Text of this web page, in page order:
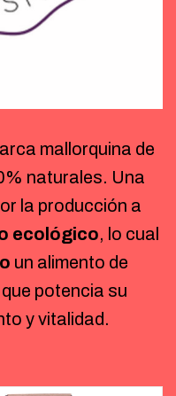
mallorquina de
naturales. Una
la producción a
ecológico, lo cual
un alimento de
potencia su
y vitalidad.